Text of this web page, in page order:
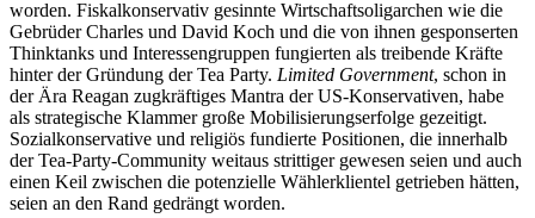
worden. Fiskalkonservativ gesinnte Wirtschaftsoligarchen wie die
Gebrüder Charles und David Koch und die von ihnen gesponserten
Thinktanks und Interessengruppen fungierten als treibende Kräfte
hinter der Gründung der Tea Party. Limited Government, schon in
der Ära Reagan zugkräftiges Mantra der US-Konservativen, habe
als strategische Klammer große Mobilisierungserfolge gezeitigt.
Sozialkonservative und religiös fundierte Positionen, die innerhalb
der Tea-Party-Community weitaus strittiger gewesen seien und auch
einen Keil zwischen die potenzielle Wählerklientel getrieben hätten,
seien an den Rand gedrängt worden.